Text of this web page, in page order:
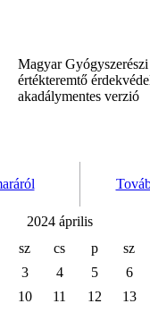
Magyar
értékteremtő
akadálymentes verzió
2024 április
sz cs p
sz
3 4 5
6
10 11 12
13